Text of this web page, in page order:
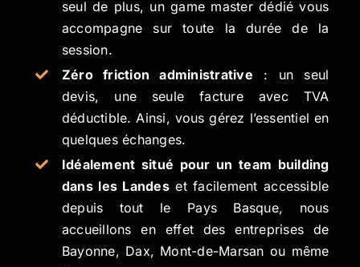
seul de plus, un game master dédié vous
accompagne sur toute la durée de la
session.
Zéro friction administrative : un seul
devis, une seule facture avec TVA
déductible. Ainsi, vous gérez l’essentiel en
quelques échanges.
Idéalement situé pour un team building
dans les Landeset facilement accessible
depuis tout le Pays Basque, nous
accueillons en effet des entreprises de
Bayonne, Dax, Mont-de-Marsan ou même